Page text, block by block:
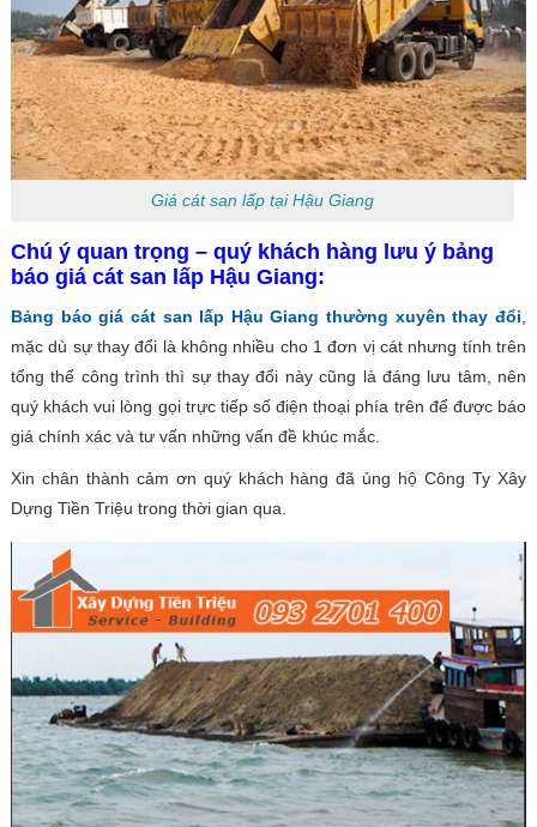
Giá cát san lấp tại Hậu Giang
Chú ý quan trọng – quý khách hàng lưu ý bảng
báo giá cát san lấp Hậu Giang:
Bảng báo giá cát san lấp Hậu Giang thường xuyên thay đổi,
mặc dù sự thay đổi là không nhiều cho 1 đơn vị cát nhưng tính trên
tổng thể công trình thì sự thay đổi này cũng là đáng lưu tâm, nên
quý khách vui lòng gọi trực tiếp số điện thoại phía trên để được báo
giá chính xác và tư vấn những vấn đề khúc mắc.
Xin chân thành cảm ơn quý khách hàng đã ủng hộ Công Ty Xây
Dựng Tiền Triệu trong thời gian qua.